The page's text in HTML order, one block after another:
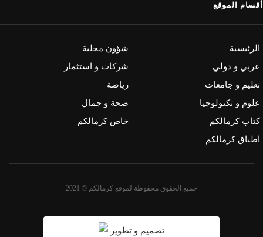
أقسام الموقع
الرئيسية
شؤون محلية
عربي و دولي
شركات و استثمار
تعليم و جامعات
رياضة
علوم و تكنولوجيا
صحة و جمال
كتاب كرمالكم
خاص كرمالكم
اطباق كرمالكم
جميع الحقوق محفوظة لموقع كرمالكم © 2021
تصميم و تطوير